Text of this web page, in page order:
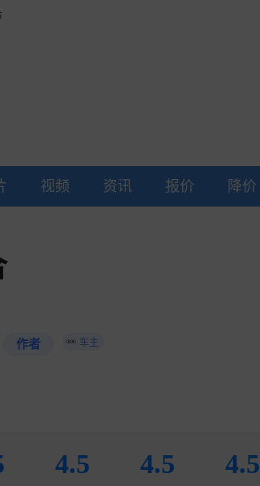
视频 资讯 报价 降价
作者 车主
4.5 4.5 4.5